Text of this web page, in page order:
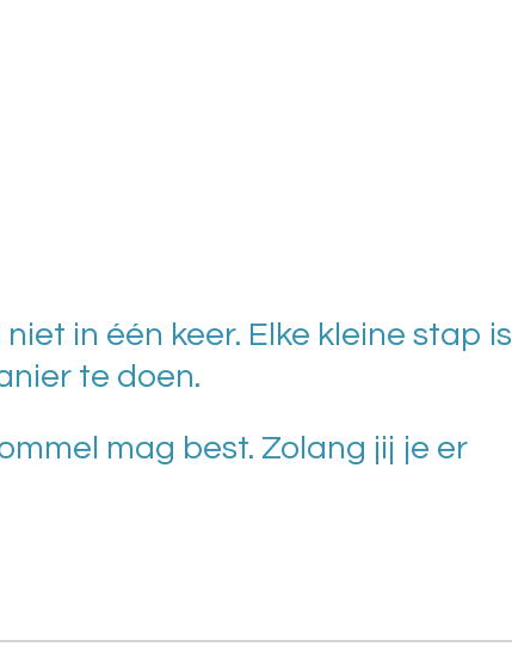
in één keer. Elke kleine stap is
te doen.
mag best. Zolang jij je er